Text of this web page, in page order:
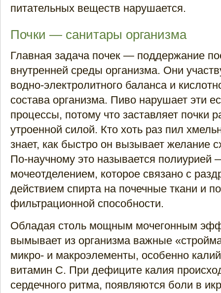
питательных веществ нарушается.
Почки — санитары организма
Главная задача почек — поддержание
внутренней среды организма. Они
водно-электролитного баланса и
состава организма. Пиво нарушает эти
процессы, потому что заставляет почки
утроенной силой. Кто хоть раз пил
знает, как быстро он вызывает желание
По-научному это называется
мочеотделением, которое связано с
действием спирта на почечные ткани и
фильтрационной способности.
Обладая столь мощным мочегонным
вымывает из организма важные
микро- и макроэлементы, особенно
витамин С. При дефиците калия
сердечного ритма, появляются боли в